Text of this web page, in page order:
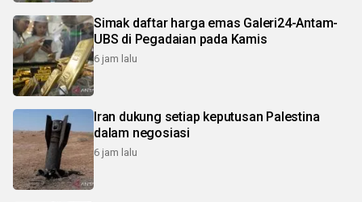
Simak daftar harga emas Galeri24-Antam-
UBS di Pegadaian pada Kamis
6 jam lalu
Iran dukung setiap keputusan Palestina
dalam negosiasi
6 jam lalu